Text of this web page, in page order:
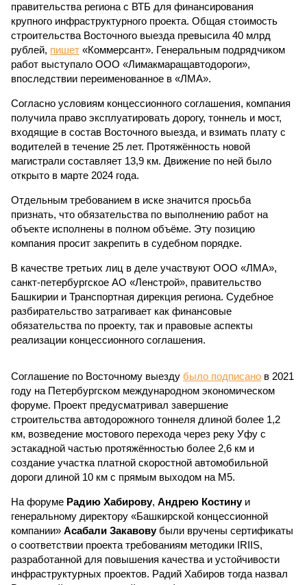
правительства региона с ВТБ для финансирования
крупного инфраструктурного проекта. Общая стоимость
строительства Восточного выезда превысила 40 млрд
рублей, пишет «Коммерсант». Генеральным подрядчиком
работ выступало ООО «Лимакмаращавтодороги»,
впоследствии переименованное в «ЛМА».
Согласно условиям концессионного соглашения, компания
получила право эксплуатировать дорогу, тоннель и мост,
входящие в состав Восточного выезда, и взимать плату с
водителей в течение 25 лет. Протяжённость новой
магистрали составляет 13,9 км. Движение по ней было
открыто в марте 2024 года.
Отдельным требованием в иске значится просьба
признать, что обязательства по выполнению работ на
объекте исполнены в полном объёме. Эту позицию
компания просит закрепить в судебном порядке.
В качестве третьих лиц в деле участвуют ООО «ЛМА»,
санкт-петербургское АО «Ленстрой», правительство
Башкирии и Транспортная дирекция региона. Судебное
разбирательство затрагивает как финансовые
обязательства по проекту, так и правовые аспекты
реализации концессионного соглашения.
Соглашение по Восточному выезду было подписано в 2021
году на Петербургском международном экономическом
форуме. Проект предусматривал завершение
строительства автодорожного тоннеля длиной более 1,2
км, возведение мостового перехода через реку Уфу с
эстакадной частью протяжённостью более 2,6 км и
создание участка платной скоростной автомобильной
дороги длиной 10 км с прямым выходом на М5.
На форуме Радию Хабирову, Андрею Костинуи
генеральному директору «Башкирской концессионной
компании» Асабали Закавовубыли вручены сертификаты
о соответствии проекта требованиям методики IRIIS,
разработанной для повышения качества и устойчивости
инфраструктурных проектов. Радий Хабиров тогда назвал